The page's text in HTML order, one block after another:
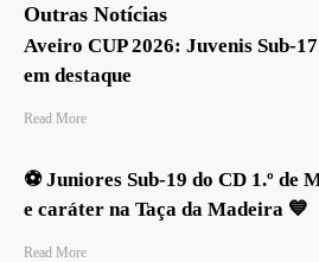
Outras Notícias
Aveiro CUP 2026: Juvenis
em destaque
Read More
⚽ Juniores Sub-19 do CD 1.º de
e caráter na Taça da Madeira 💙
Read More